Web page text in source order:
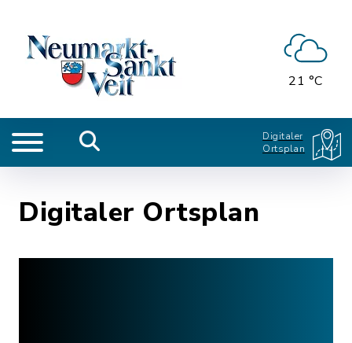
21 °C
Digitaler
Ortsplan
Digitaler Ortsplan